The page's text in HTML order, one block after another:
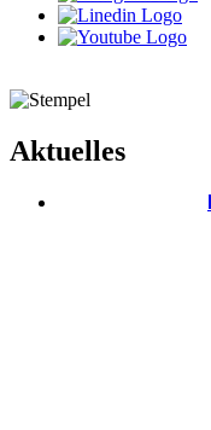
Aktuelles